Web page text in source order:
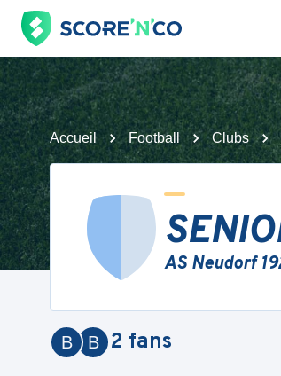
Accueil Football Clubs
AS Neudorf
B
B 2 fans